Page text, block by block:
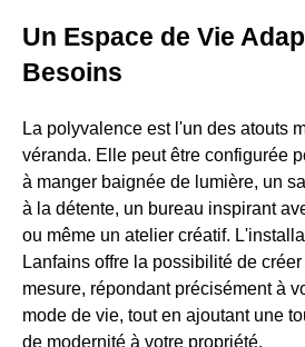
Un Espace de Vie
Besoins
La polyvalence est l'un des atouts
véranda. Elle peut être configurée
à manger baignée de lumière, un
à la détente, un bureau inspirant
ou même un atelier créatif.
Lanfains offre la possibilité de
mesure, répondant précisément à
mode de vie, tout en ajoutant une
de modernité à votre propriété.